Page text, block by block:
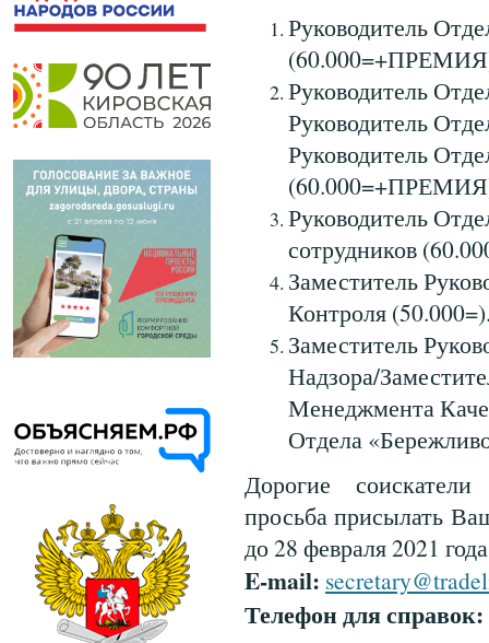
Руководитель
Руководитель
Руководитель
Руководитель
Руководитель
сотрудников
Заместитель
Контроля (50.000=)
Заместитель
Надзора/
Менеджмента
Отдела
Дорогие
просьба присылать
до 28 февраля 2021
E-mail:
Телефон для справок: